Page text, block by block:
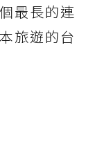
最長的連
旅遊的台